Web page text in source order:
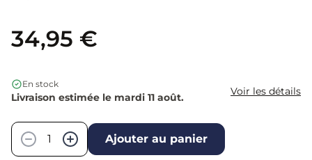
34,95 €
En stock
Livraison estimée le mardi 11 août. Voir les détails
−
+ Ajouter au panier